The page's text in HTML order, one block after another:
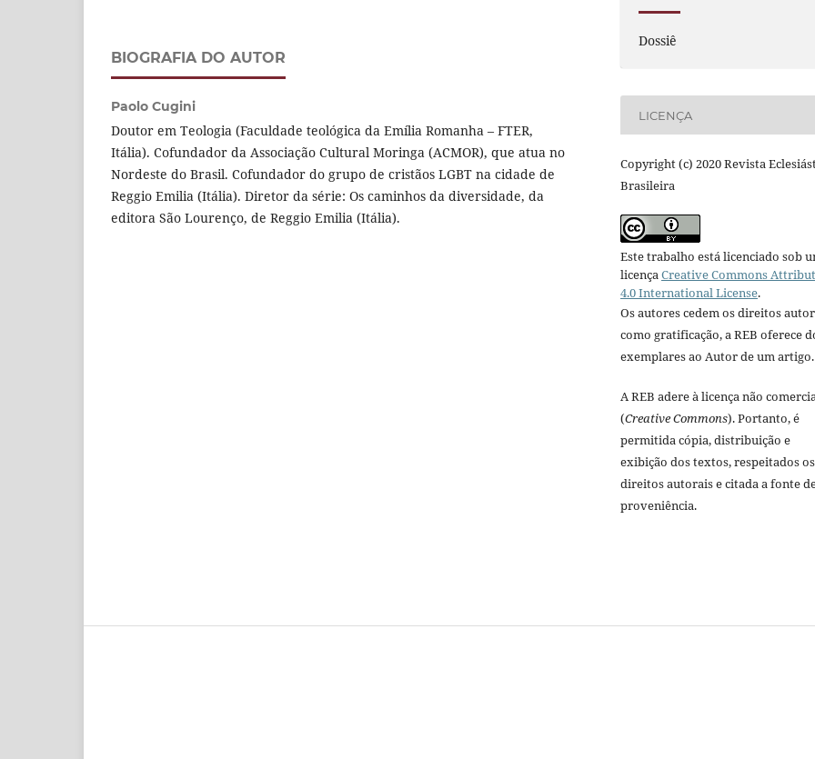
BIOGRAFIA DO AUTOR
Paolo Cugini
Doutor em Teologia (Faculdade teológica da Emília Romanha – FTER,
Itália). Cofundador da Associação Cultural Moringa (ACMOR), que atua no
Nordeste do Brasil. Cofundador do grupo de cristãos LGBT na cidade de
Reggio Emilia (Itália). Diretor da série: Os caminhos da diversidade, da
editora São Lourenço, de Reggio Emilia (Itália).
Dossiê
LICENÇA
Copyright (c) 2020 Revista
Brasileira
Este trabalho está licenciado sob
licençaCreative Commons
4.0 International License.
Os autores cedem os direitos
como gratificação, a REB oferece
exemplares ao Autor de um artigo.
A REB adere à licença não
(Creative Commons). Portanto, é
permitida cópia, distribuição e
exibição dos textos, respeitados os
direitos autorais e citada a fonte
proveniência.